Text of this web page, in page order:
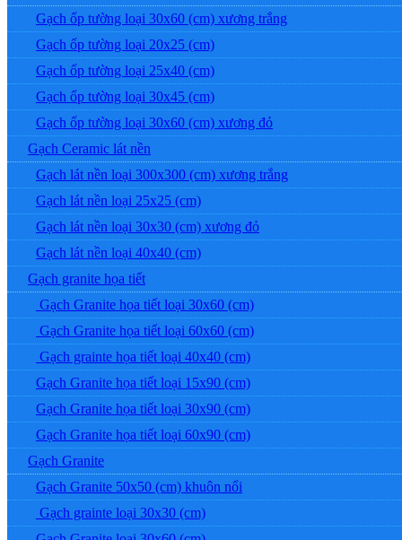
Gạch ốp tường loại 30x60 (cm) xương trắng
Gạch ốp tường loại 20x25 (cm)
Gạch ốp tường loại 25x40 (cm)
Gạch ốp tường loại 30x45 (cm)
Gạch ốp tường loại 30x60 (cm) xương đỏ
Gạch Ceramic lát nền
Gạch lát nền loại 300x300 (cm) xương trắng
Gạch lát nền loại 25x25 (cm)
Gạch lát nền loại 30x30 (cm) xương đỏ
Gạch lát nền loại 40x40 (cm)
Gạch granite họa tiết
Gạch Granite họa tiết loại 30x60 (cm)
Gạch Granite họa tiết loại 60x60 (cm)
Gạch grainte họa tiết loại 40x40 (cm)
Gạch Granite họa tiết loại 15x90 (cm)
Gạch Granite họa tiết loại 30x90 (cm)
Gạch Granite họa tiết loại 60x90 (cm)
Gạch Granite
Gạch Granite 50x50 (cm) khuôn nổi
Gạch grainte loại 30x30 (cm)